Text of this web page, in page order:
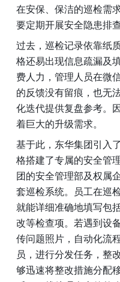
在安保、保洁的巡检需
要定期开展安全隐患排查
过去，巡检记录依靠纸
格还易出现信息疏漏及
费人力，管理人员在微
的反馈没有留痕，也无
化迭代提供复盘参考。
着巨大的升级需求。
基于此，东华集团引入
格搭建了专属的安全管
团的安全管理部及权属
套巡检系统。员工在巡
就能详细准确地填写包
改等检查项。若遇到设
传问题照片，自动化流
员，进行分发任务，整
够迅速将整改措施分配